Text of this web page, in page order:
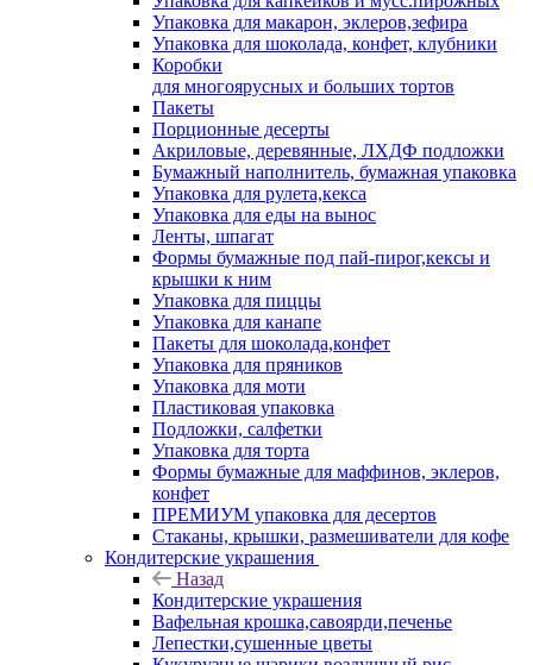
Упаковка для макарон, эклеров,зефира
Упаковка для шоколада, конфет, клубники
Коробки
для многоярусных и больших тортов
Пакеты
Порционные десерты
Акриловые, деревянные, ЛХДФ подложки
Бумажный наполнитель, бумажная упаковка
Упаковка для рулета,кекса
Упаковка для еды на вынос
Ленты, шпагат
Формы бумажные под пай-пирог,кексы и
крышки к ним
Упаковка для пиццы
Упаковка для канапе
Пакеты для шоколада,конфет
Упаковка для пряников
Упаковка для моти
Пластиковая упаковка
Подложки, салфетки
Упаковка для торта
Формы бумажные для маффинов, эклеров,
конфет
ПРЕМИУМ упаковка для десертов
Стаканы, крышки, размешиватели для кофе
Кондитерские украшения
Назад
Кондитерские украшения
Вафельная крошка,савоярди,печенье
Лепестки,сушенные цветы